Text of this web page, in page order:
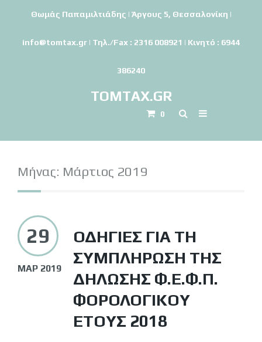
Θωμάς Παπαμιλτιάδης | Άργους 5, Θεσσαλονίκη |
info@tomtax.gr | Τηλ./Fax : 2316 008921 | Κινητό : 6944
386240
0
TOMTAX.GR
TOMTAX.GR-Λογιστικό γραφείο
Μήνας: Μάρτιος 2019
29
ΜΑΡ 2019
ΟΔΗΓΊΕΣ ΓΙΑ ΤΗ
ΣΥΜΠΛΉΡΩΣΗ ΤΗΣ
ΔΉΛΩΣΗΣ Φ.Ε.Φ.Π.
ΦΟΡΟΛΟΓΙΚΟΎ
ΈΤΟΥΣ 2018